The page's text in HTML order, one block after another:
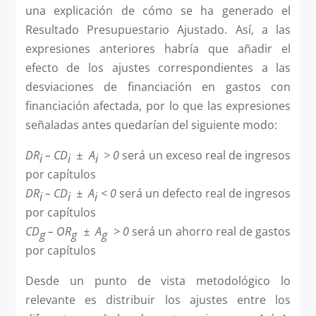
una explicación de cómo se ha generado el
Resultado Presupuestario Ajustado. Así, a las
expresiones anteriores habría que añadir el
efecto de los ajustes correspondientes a las
desviaciones de financiación en gastos con
financiación afectada, por lo que las expresiones
señaladas antes quedarían del siguiente modo:
DRi– CDi ± Ai > 0 será un exceso real de ingresos
por capítulos
DRi– CDi ± Ai < 0 será un defecto real de ingresos
por capítulos
CDg– ORg ± Ag > 0 será un ahorro real de gastos
por capítulos
Desde un punto de vista metodológico lo
relevante es distribuir los ajustes entre los